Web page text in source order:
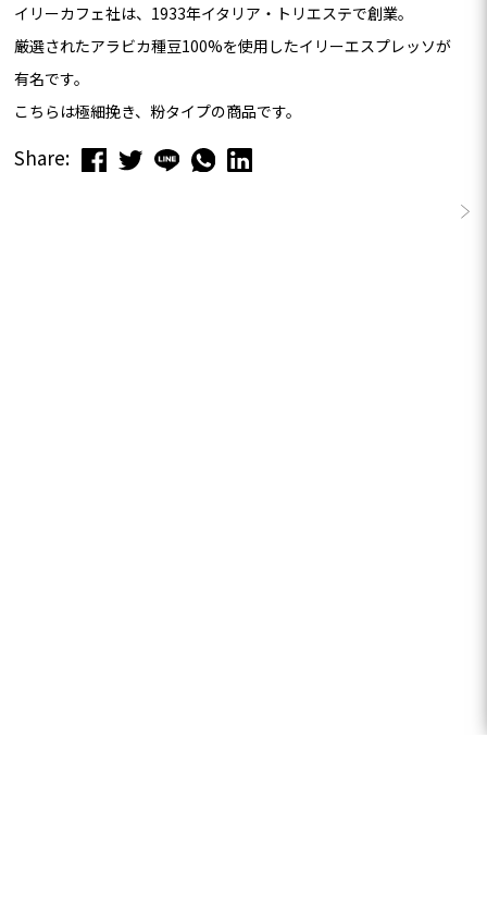
イリーカフェ社は、1933年イタリア・トリエステで創業。
厳選されたアラビカ種豆100%を使用したイリーエスプレッソが
有名です。
こちらは極細挽き、粉タイプの商品です。
Share: